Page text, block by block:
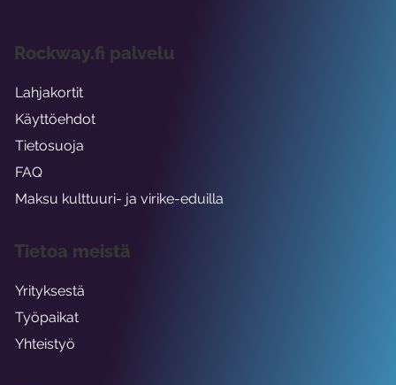
Rockway.fi palvelu
Lahjakortit
Käyttöehdot
Tietosuoja
FAQ
Maksu kulttuuri- ja virike-eduilla
Tietoa meistä
Yrityksestä
Työpaikat
Yhteistyö